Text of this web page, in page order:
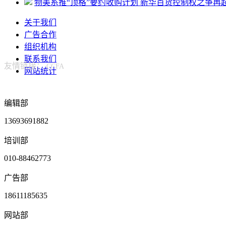
物美系推“顶格”要约收购计划 新华百货控制权之争再
关于我们
广告合作
组织机构
联系我们
网站统计
友情链接： CCFA
编辑部
13693691882
培训部
010-88462773
广告部
18611185635
网站部